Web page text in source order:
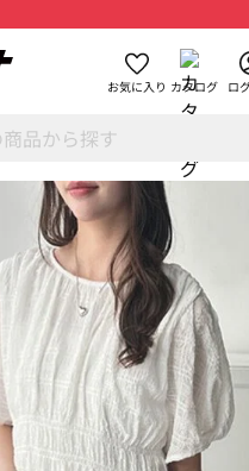
お気に入り カタログ ロ